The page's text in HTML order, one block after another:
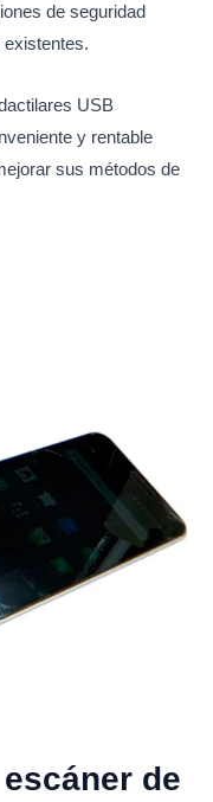
de seguridad
USB
y rentable
sus métodos de
de